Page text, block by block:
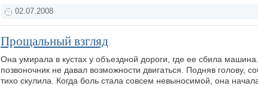
02.07.2008
Прощальный взгляд
Она умирала в кустах у объездной дороги, где ее сбила
позвоночник не давал возможности двигаться. Подняв
тихо скулила. Когда боль стала совсем невыносимой, она